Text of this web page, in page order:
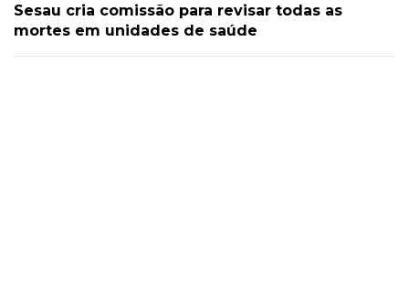
Sesau cria comissão para revisar todas as
mortes em unidades de saúde